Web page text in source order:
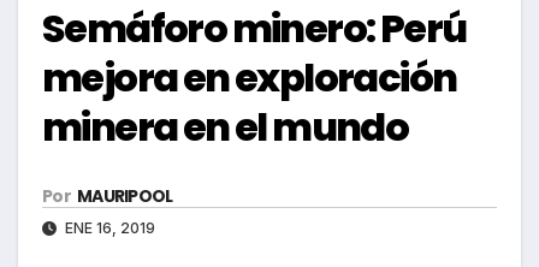
Semáforo minero: Perú
mejora en exploración
minera en el mundo
Por MAURIPOOL
ENE 16, 2019